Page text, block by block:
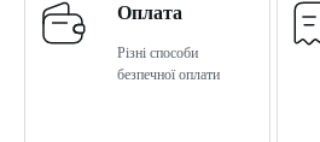
Оплата
Різні способи
безпечної оплати